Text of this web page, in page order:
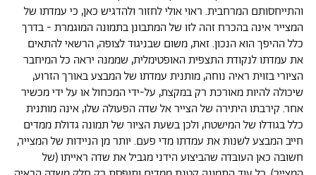
והתייחסותם המרחבית. ראוי אולי לחזור ולהדגיש כאן, כי עמדתו של
המצייר אינה בהכרח זהה לזו של המתבונן בתמונה המוגמרת - בדרך
כלל ההיפך הוא הנכון. זאת, משום שבניגוד לצופה, הרשאי להתאים
את עמדתו לנקודת התצפית האופטימלית, שממנה יראה כל המיחבר
הציורי בזוית ראיה נוחה, מותנית עמדתו של המבצע באורך הזרוע,
שיכולה להיות מאורכת רק במקצת, על-ידי המכחול או על ידי מכשיר
אחר. קירבתו היתירה של הצייר אל שדה הפעולה שלו, אינה מותנית
כלל בגודלו של המישטח, ולכן בשעת הציור של תמונה גדולת ממדים
חייב המבצע לשנות את עמדתו מדי פעם. יותר מן הניידות של המצייר,
חשובה כאן העובדה שהביצוע הידני מגביל את שדה ראייתו (של